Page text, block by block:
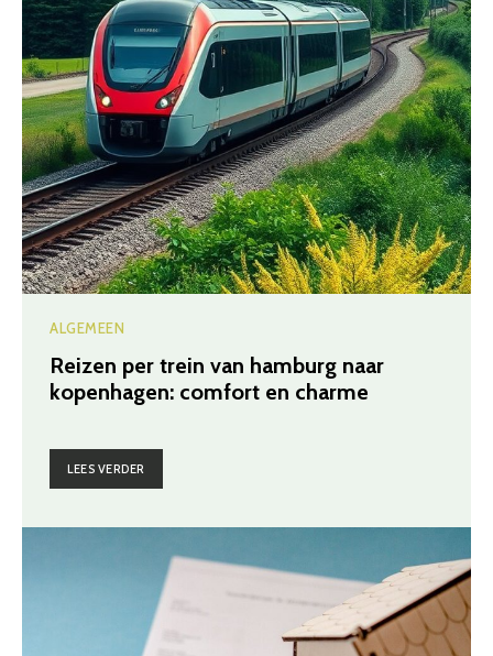
ALGEMEEN
Reizen per trein van hamburg naar
kopenhagen: comfort en charme
LEES VERDER